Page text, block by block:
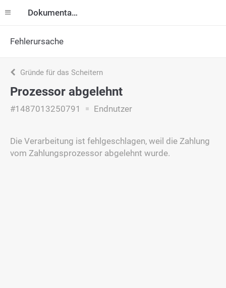
Dokumentation
Fehlerursache
Gründe für das Scheitern
Prozessor abgelehnt
#1487013250791 Endnutzer
Die Verarbeitung ist fehlgeschlagen, weil die Zahlung
vom Zahlungsprozessor abgelehnt wurde.